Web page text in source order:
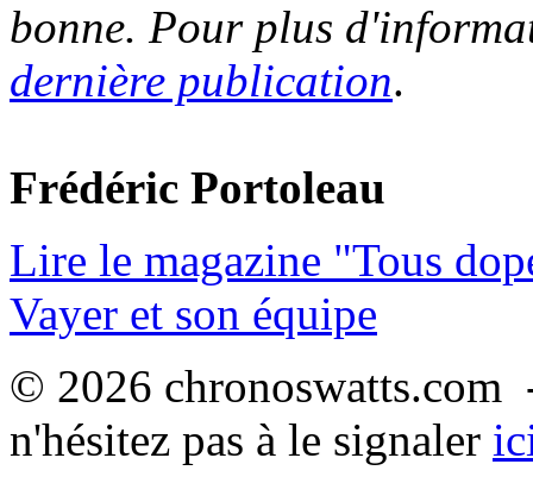
bonne. Pour plus
dernière publication.
Frédéric Portoleau
Lire le magazine "Tous
Vayer et son équipe
© 2026
n'hésitez pas à le signaler